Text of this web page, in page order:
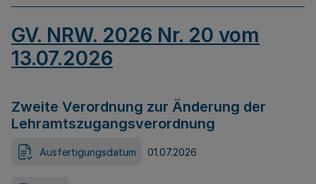
GV. NRW. 2026 Nr. 20 vom
13.07.2026
Zweite Verordnung zur Änderung der
Lehramtszugangsverordnung
Ausfertigungsdatum 01.07.2026